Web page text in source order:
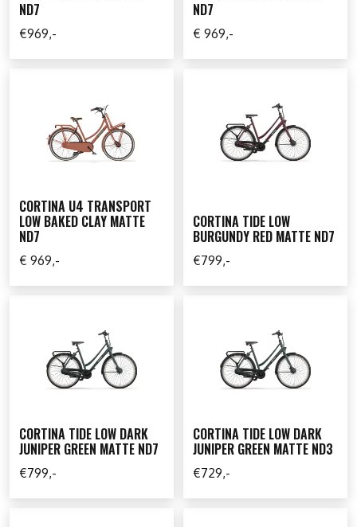
ND7
€969,-
ND7
€ 969,-
CORTINA U4 TRANSPORT
LOW BAKED CLAY MATTE
ND7
€ 969,-
CORTINA TIDE LOW
BURGUNDY RED MATTE ND7
€799,-
CORTINA TIDE LOW DARK
JUNIPER GREEN MATTE ND7
€799,-
CORTINA TIDE LOW DARK
JUNIPER GREEN MATTE ND3
€729,-